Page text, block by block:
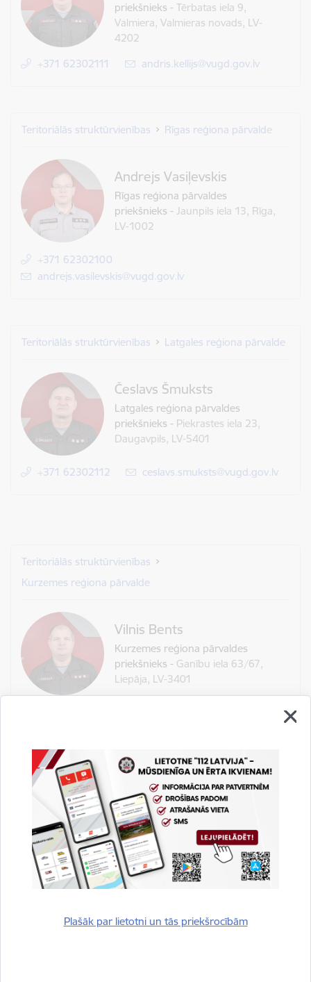
Plašāk par lietotni un tās priekšrocībām
priekšnieks -Tērbatas iela 9,
Valmiera, Valmieras novads, LV-
4202
+371 62302111
E-pasts:
andris.kellijs@vugd.gov.lv
Teritoriālās struktūrvienības Rīgas reģiona pārvalde
Andrejs Vasiļevskis
Rīgas reģiona pārvaldes
priekšnieks - Jaunpils iela 13, Rīga,
LV-1002
+371 62302100
E-pasts:
andrejs.vasilevskis@vugd.gov.lv
Teritoriālās struktūrvienības Latgales reģiona pārvalde
Česlavs Šmuksts
Latgales reģiona pārvaldes
priekšnieks - Piekrastes iela 23,
Daugavpils, LV-5401
+371 62302112 E-pasts:
ceslavs.smuksts@vugd.gov.lv
Teritoriālās struktūrvienības
Kurzemes reģiona pārvalde
Vilnis Bents
Kurzemes reģiona pārvaldes
priekšnieks - Ganību iela 63/67,
Liepāja, LV-3401
Drukāt lapu
Dalīties